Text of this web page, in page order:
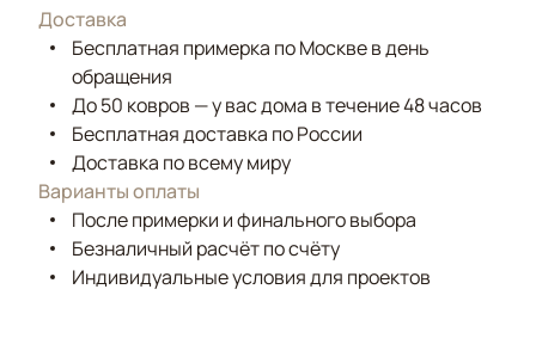
Доставка
Бесплатная примерка по Москве в день
обращения
До 50 ковров — у вас дома в течение 48 часов
Бесплатная доставка по России
Доставка по всему миру
Варианты оплаты
После примерки и финального выбора
Безналичный расчёт по счёту
Индивидуальные условия для проектов